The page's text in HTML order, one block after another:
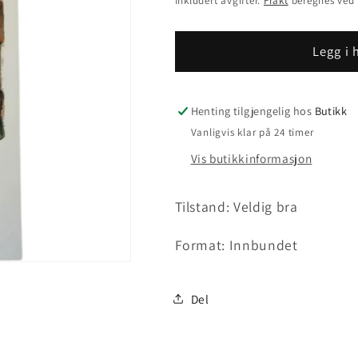
Legg i
Henting tilgjengelig hos Butikk
Vanligvis klar på 24 timer
Vis butikkinformasjon
Tilstand: Veldig bra
Format: Innbundet
Del